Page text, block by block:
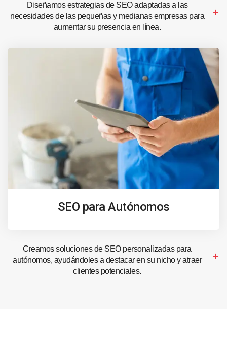
Diseñamos estrategias de SEO adaptadas a las
necesidades de las pequeñas y medianas empresas para
aumentar su presencia en línea.
SEO para Autónomos
Creamos soluciones de SEO personalizadas para
autónomos, ayudándoles a destacar en su nicho y atraer
clientes potenciales.